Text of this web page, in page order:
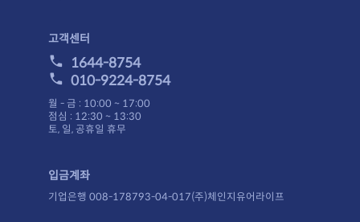
고객센터
1644-8754
010-9224-8754
월 - 금 : 10:00 ~ 17:00
점심 : 12:30 ~ 13:30
토, 일, 공휴일 휴무
입금계좌
기업은행 008-178793-04-017(주)체인지유어라이프